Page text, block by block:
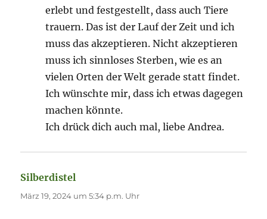
erlebt und festgestellt, dass auch Tiere
trauern. Das ist der Lauf der Zeit und ich
muss das akzeptieren. Nicht akzeptieren
muss ich sinnloses Sterben, wie es an
vielen Orten der Welt gerade statt findet.
Ich wünschte mir, dass ich etwas dagegen
machen könnte.
Ich drück dich auch mal, liebe Andrea.
Silberdistel
März 19, 2024 um 5:34 p.m. Uhr